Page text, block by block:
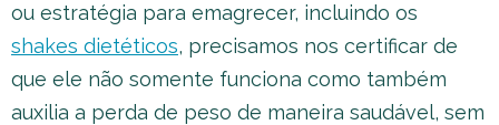
ou estratégia para emagrecer, incluindo os
shakes dietéticos, precisamos nos certificar de
que ele não somente funciona como também
auxilia a perda de peso de maneira saudável, sem